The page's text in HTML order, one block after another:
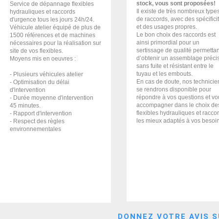
Service de dépannage flexibles
hydrauliques et raccords
d'urgence tous les jours 24h/24.
Véhicule atelier équipé de plus de
1500 références et de machines
nécessaires pour la réalisation sur
site de vos flexibles.
Moyens mis en oeuvres :
- Plusieurs véhicules atelier
- Optimisation du délai
d'intervention
- Durée moyenne d'intervention
45 minutes.
- Rapport d'intervention
- Respect des règles
environnementales
stock, vous sont proposées!
Il existe de très nombreux
de raccords, avec des
et des usages propres.
Le bon choix des raccords est
ainsi primordial pour un
sertissage de qualité
d’obtenir un assemblage
sans fuite et résistant entre le
tuyau et les embouts.
En cas de doute, nos
se rendrons disponible pour
répondre à vos questions et
accompagner dans le choix
flexibles hydrauliques et
les mieux adaptés à vos
DONNEZ VOTRE AVIS